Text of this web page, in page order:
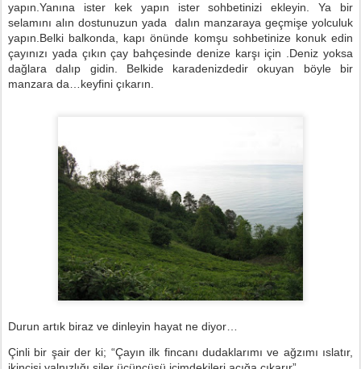
yapın.Yanına ister kek yapın ister sohbetinizi ekleyin. Ya bir
selamını alın dostunuzun yada
dalın manzaraya geçmişe yolculuk
yapın.Belki balkonda, kapı önünde komşu sohbetinize konuk edin
çayınızı yada çıkın çay bahçesinde denize karşı için .Deniz yoksa
dağlara dalıp gidin. Belkide karadenizdedir okuyan böyle bir
manzara da…keyfini çıkarın.
Durun artık biraz ve dinleyin hayat ne diyor…
Çinli bir şair der ki; “Çayın ilk fincanı dudaklarımı ve ağzımı ıslatır,